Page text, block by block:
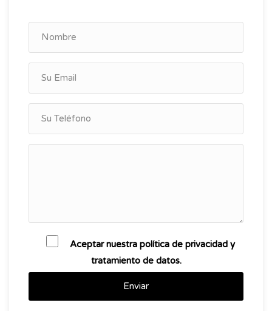
Aceptar nuestra política de privacidad y
tratamiento de datos.
Enviar